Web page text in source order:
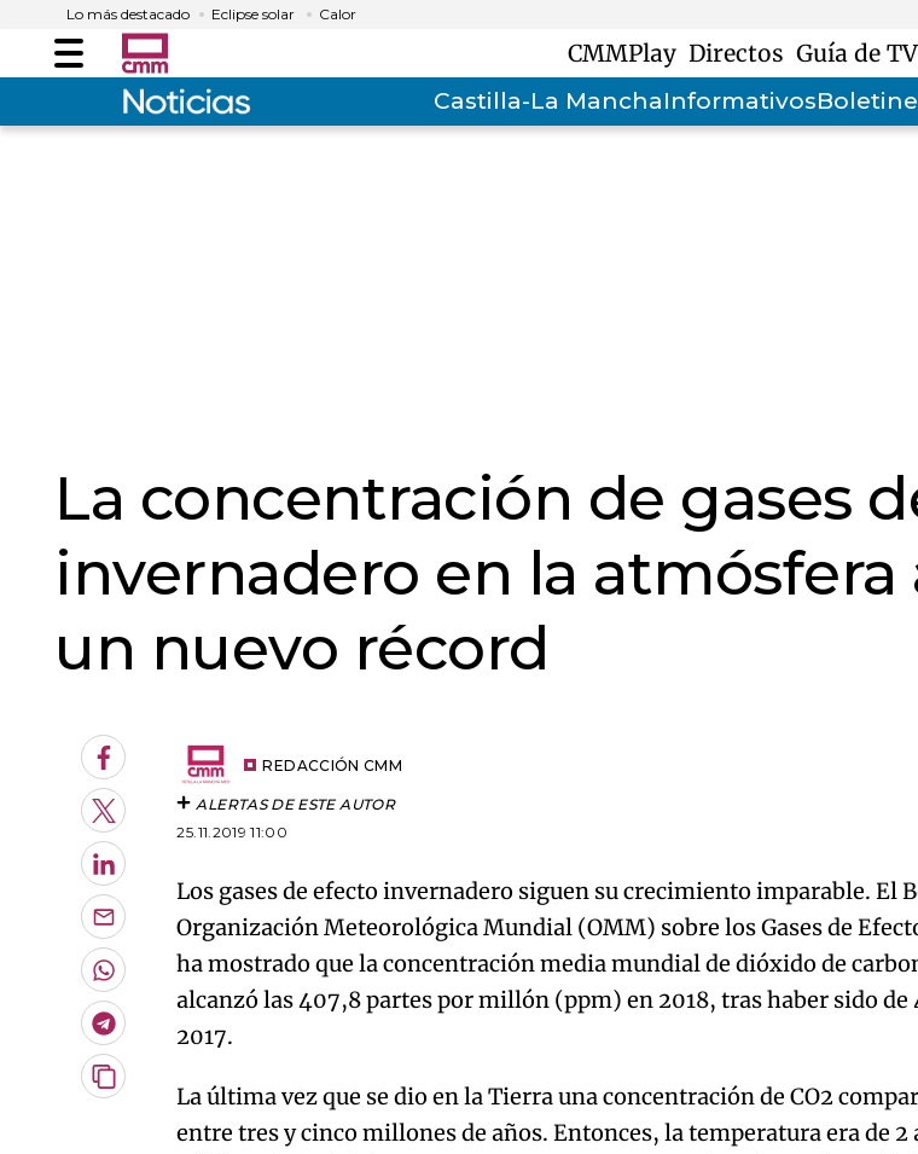
Lo más destacado Eclipse solar Calor
Menú CMMPlay Directos Guía de TV
Castilla-La ManchaInformativos
La concentración de gases
invernadero en la atmósfera
un nuevo récord
Facebook
Twitter
LinkedIn
Enviar
por
Email
Whatsapp
Telegram
Copiar
REDACCIÓN CMM
ALERTAS DE ESTE AUTOR
25.11.2019 11:00
Los gases de efecto invernadero siguen su crecimiento imparable. El
Organización Meteorológica Mundial (OMM) sobre los Gases de
ha mostrado que la concentración media mundial de dióxido de
alcanzó las 407,8 partes por millón (ppm) en 2018, tras haber sido de
2017.
La última vez que se dio en la Tierra una concentración de CO2
entre tres y cinco millones de años. Entonces, la temperatura era de 2